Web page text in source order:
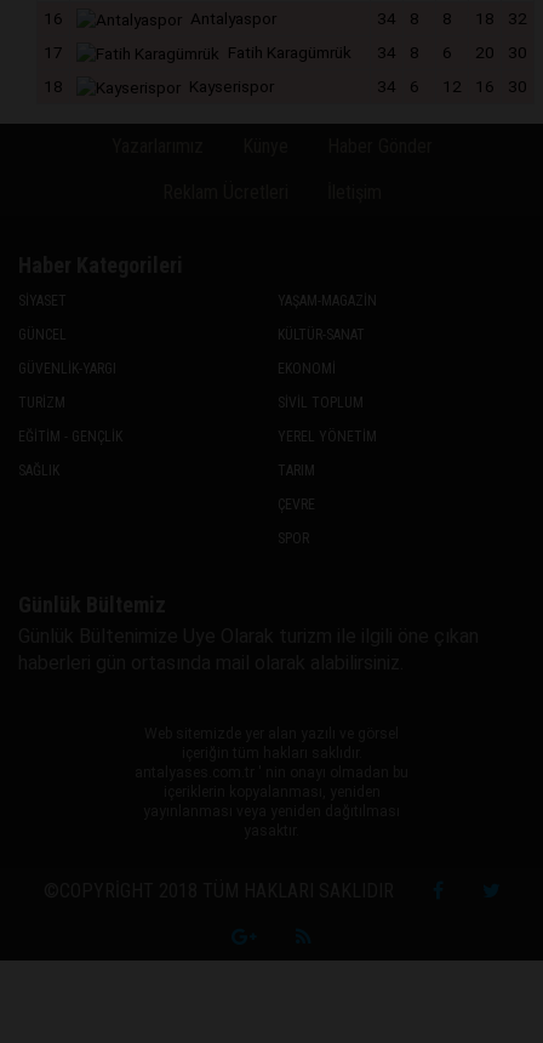
16
Antalyaspor 34 8 8 18
32
17
Fatih Karagümrük 34 8 6 20
30
18
Kayserispor 34 6 12 16 30
SİYASET
GÜNCEL
GÜVENLİK-YARGI
TURİZM
EĞİTİM - GENÇLİK
SAĞLIK
YAŞAM-MAGAZİN
KÜLTÜR-SANAT
EKONOMİ
SİVİL TOPLUM
YEREL YÖNETİM
TARIM
ÇEVRE
SPOR